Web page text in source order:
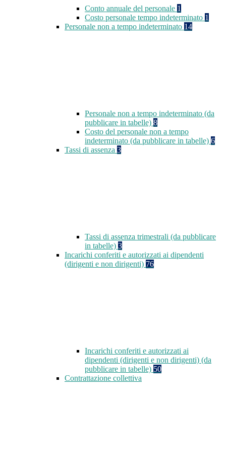
Conto annuale del personale 1
Costo personale tempo indeterminato 1
Personale non a tempo indeterminato 14
Personale non a tempo indeterminato (da
pubblicare in tabelle) 8
Costo del personale non a tempo
indeterminato (da pubblicare in tabelle) 6
Tassi di assenza 3
Tassi di assenza trimestrali (da pubblicare
in tabelle) 3
Incarichi conferiti e autorizzati ai dipendenti
(dirigenti e non dirigenti) 76
Incarichi conferiti e autorizzati ai
dipendenti (dirigenti e non dirigenti) (da
pubblicare in tabelle) 50
Contrattazione collettiva